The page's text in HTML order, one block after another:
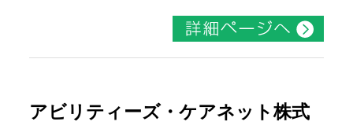
アビリティーズ・ケアネット株式